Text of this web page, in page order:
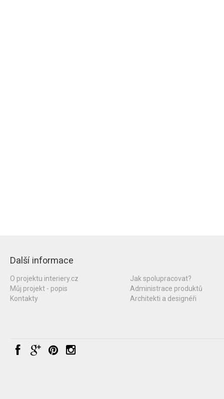
Další informace
O projektu interiery.cz
Můj projekt - popis
Kontakty
Jak spolupracovat?
Administrace produktů
Architekti a designéři